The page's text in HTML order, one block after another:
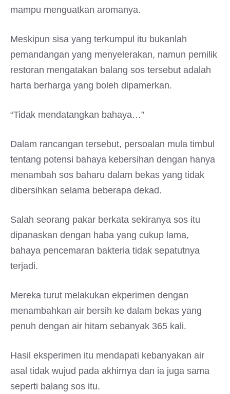
mampu menguatkan aromanya.
Meskipun sisa yang terkumpul itu bukanlah
pemandangan yang menyelerakan, namun pemilik
restoran mengatakan balang sos tersebut adalah
harta berharga yang boleh dipamerkan.
“Tidak mendatangkan bahaya…”
Dalam rancangan tersebut, persoalan mula timbul
tentang potensi bahaya kebersihan dengan hanya
menambah sos baharu dalam bekas yang tidak
dibersihkan selama beberapa dekad.
Salah seorang pakar berkata sekiranya sos itu
dipanaskan dengan haba yang cukup lama,
bahaya pencemaran bakteria tidak sepatutnya
terjadi.
Mereka turut melakukan ekperimen dengan
menambahkan air bersih ke dalam bekas yang
penuh dengan air hitam sebanyak 365 kali.
Hasil eksperimen itu mendapati kebanyakan air
asal tidak wujud pada akhirnya dan ia juga sama
seperti balang sos itu.